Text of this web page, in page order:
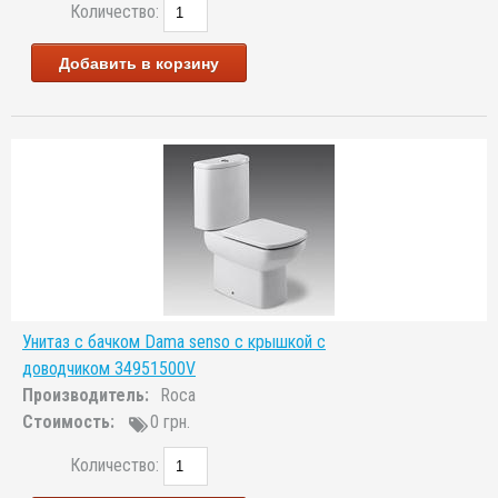
Количество:
Добавить в корзину
Унитаз с бачком Dama senso с крышкой с
доводчиком 34951500V
Производитель:
Roca
Стоимость:
0 грн.
Количество: